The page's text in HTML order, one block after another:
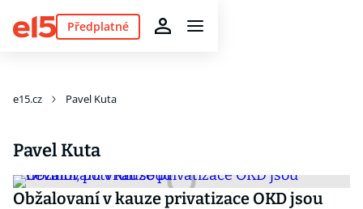
Předplatné
e15.cz Pavel Kuta
Pavel Kuta
Obžalovaní v kauze privatizace OKD jsou